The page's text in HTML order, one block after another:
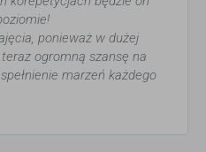
ponieważ w dużej
ogromną szansę na
marzeń każdego